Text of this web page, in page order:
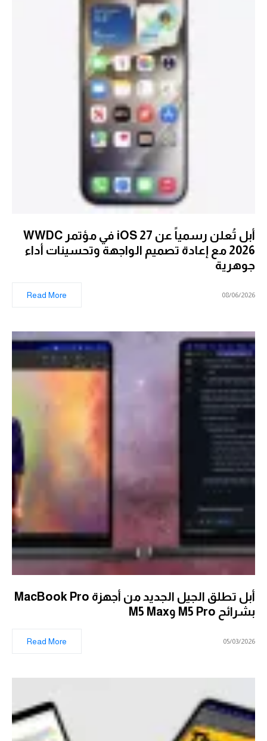
أبل تُعلن رسمياً عن iOS 27 في مؤتمر WWDC
2026 مع إعادة تصميم الواجهة وتحسينات أداء
جوهرية
08/06/2026
Read More
أبل تطلق الجيل الجديد من أجهزة MacBook Pro
بشرائح M5 Pro وM5 Max
05/03/2026
Read More